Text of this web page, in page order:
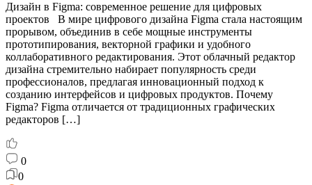
Дизайн в Figma: современное решение для цифровых
проектов В мире цифрового дизайна Figma стала настоящим
прорывом, объединив в себе мощные инструменты
прототипирования, векторной графики и удобного
коллаборативного редактирования. Этот облачный редактор
дизайна стремительно набирает популярность среди
профессионалов, предлагая инновационный подход к
созданию интерфейсов и цифровых продуктов. Почему
Figma? Figma отличается от традиционных графических
редакторов […]
0
0